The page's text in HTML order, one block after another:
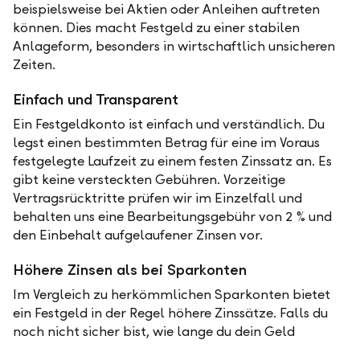
beispielsweise bei Aktien oder Anleihen auftreten
können. Dies macht Festgeld zu einer stabilen
Anlageform, besonders in wirtschaftlich unsicheren
Zeiten.
Einfach und Transparent
Ein Festgeldkonto ist einfach und verständlich. Du
legst einen bestimmten Betrag für eine im Voraus
festgelegte Laufzeit zu einem festen Zinssatz an. Es
gibt keine versteckten Gebühren. Vorzeitige
Vertragsrücktritte prüfen wir im Einzelfall und
behalten uns eine Bearbeitungsgebühr von 2 % und
den Einbehalt aufgelaufener Zinsen vor.
Höhere Zinsen als bei Sparkonten
Im Vergleich zu herkömmlichen Sparkonten bietet
ein Festgeld in der Regel höhere Zinssätze. Falls du
noch nicht sicher bist, wie lange du dein Geld